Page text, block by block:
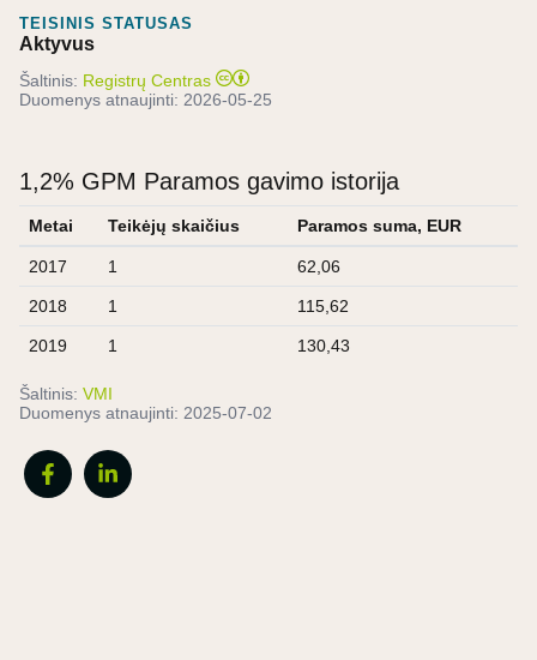
TEISINIS STATUSAS
Aktyvus
Šaltinis: Registrų Centras
Duomenys atnaujinti: 2026-05-25
1,2% GPM Paramos gavimo istorija
Metai Teikėjų skaičius Paramos suma, EUR
2017 1 62,06
2018 1 115,62
2019 1 130,43
Šaltinis: VMI
Duomenys atnaujinti: 2025-07-02